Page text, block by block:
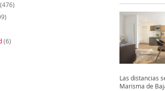
(6)
Las distancias
Marisma de